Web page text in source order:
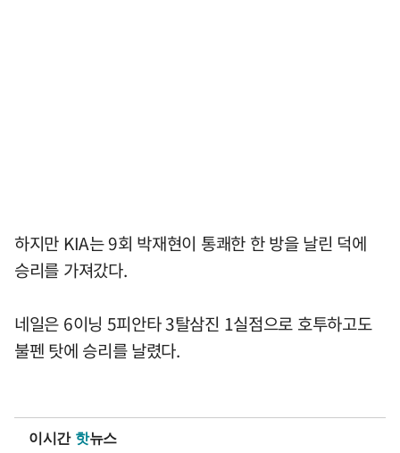
하지만 KIA는 9회 박재현이 통쾌한 한 방을 날린 덕에
승리를 가져갔다.
네일은 6이닝 5피안타 3탈삼진 1실점으로 호투하고도
불펜 탓에 승리를 날렸다.
이시간 핫뉴스